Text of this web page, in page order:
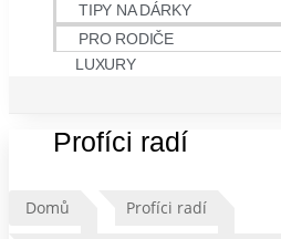
TIPY NA DÁRKY
PRO RODIČE
LUXURY
Profíci radí
Domů Profíci radí